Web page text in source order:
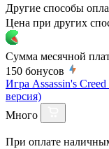
Другие способы
Цена при других
Сумма месячной
150 бонусов
Игра Assassin's
версия)
Много
При оплате